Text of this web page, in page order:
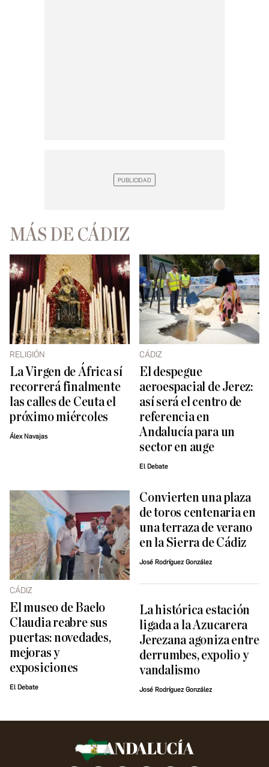
MÁS DE CÁDIZ
RELIGIÓN
La Virgen de África sí
recorrerá finalmente
las calles de Ceuta el
próximo miércoles
Álex Navajas
CÁDIZ
El despegue
aeroespacial de Jerez:
así será el centro de
referencia en
Andalucía para un
sector en auge
El Debate
CÁDIZ
El museo de Baelo
Claudia reabre sus
puertas: novedades,
mejoras y
exposiciones
El Debate
Convierten una plaza
de toros centenaria en
una terraza de verano
en la Sierra de Cádiz
José Rodríguez González
La histórica estación
ligada a la Azucarera
Jerezana agoniza entre
derrumbes, expolio y
vandalismo
José Rodríguez González